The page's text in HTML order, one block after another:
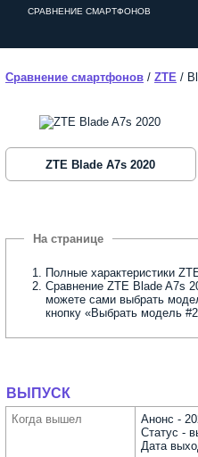
СРАВНЕНИЕ СМАРТФОНОВ
Сравнение смартфонов / ZTE /
ZTE Blade A7s 2020
Полные характеристики
Сравнение ZTE Blade A7s
можете сами выбрать
кнопку «Выбрать модель
ВЫПУСК
Когда вышел
Анонс -
Статус -
Дата